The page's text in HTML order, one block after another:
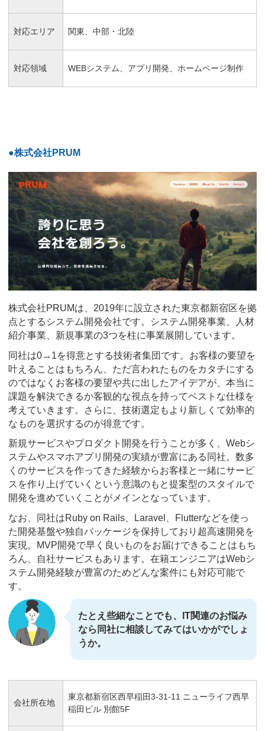
対応エリア 関東、中部・北陸
対応領域 WEBシステム、アプリ開発、ホームページ制作
●株式会社PRUM
株式会社PRUMは、2019年に設立された東京都新宿区を拠
点とするシステム開発会社です。システム開発事業、人材
紹介事業、新規事業の3つを柱に事業展開しています。
同社は0→1を得意とする技術者集団です。お客様の要望を
叶えることはもちろん、ただ言われたものをカタチにする
のではなくお客様の要望や共に出したアイデアが、本当に
課題を解決できるか客観的な視点を持ってベストな仕様を
考えていきます。さらに、技術選定もより新しくて効率的
なものを選択するのが得意です。
新規サービスやプロダクト開発を行うことが多く、Webシ
ステムやスマホアプリ開発の実績が豊富にある同社。数多
くのサービスを作ってきた経験からお客様と一緒にサービ
スを作り上げていくという意識のもと提案型のスタイルで
開発を進めていくことがメインとなっています。
なお、同社はRuby on Rails、Laravel、Flutterなどを使っ
た開発基盤や独自パッケージを保持しており超高速開発を
実現。MVP開発で早く良いものをお届けできることはもち
ろん、自社サービスもあります。在籍エンジニアはWebシ
ステム開発経験が豊富のためどんな案件にも対応可能で
す。
たとえ些細なことでも、IT関連のお悩み
なら同社に相談してみてはいかがでしょ
うか。
会社所在地
東京都新宿区西早稲田3-31-11 ニューライフ西早
稲田ビル 別館5F